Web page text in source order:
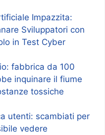
Impazzita:
Sviluppatori con
in Test Cyber
fabbrica da 100
inquinare il fiume
tossiche
utenti: scambiati per
vedere